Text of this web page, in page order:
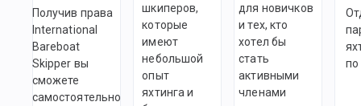
Получив права
International
Bareboat
Skipper вы
сможете
самостоятельно
шкиперов,
которые
имеют
небольшой
опыт
яхтинга и
для новичков
и тех, кто
хотел бы
стать
активными
членами
по